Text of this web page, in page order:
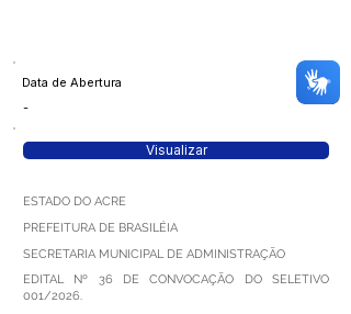
Data de Abertura
-
Visualizar
ESTADO DO ACRE
PREFEITURA DE BRASILÉIA
SECRETARIA MUNICIPAL DE ADMINISTRAÇÃO
EDITAL Nº 36 DE CONVOCAÇÃO DO SELETIVO
001/2026.